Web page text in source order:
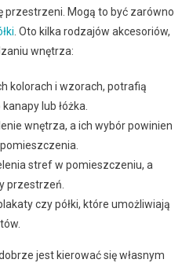
przestrzeni. Mogą to być zarówno
. Oto kilka rodzajów akcesoriów,
wnętrza:
kolorach i wzorach, potrafią
lub łóżka.
wnętrza, a ich wybór powinien
stref w pomieszczeniu, a
przestrzeń.
czy półki, które umożliwiają
jest kierować się własnym